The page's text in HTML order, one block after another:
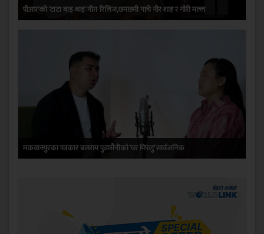
पीआर’को ‘टाटा बाइ बाइ’ गीत रिलिज,छमछमी नाचे नीर शाह र गौरी मल्ल
मकवानपुरका पत्रकार बलराम पुडासैनीको ‘वर पिपलु’ सार्वजनिक